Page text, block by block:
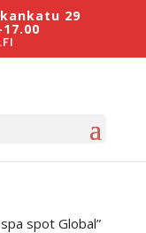
29
spot Global”